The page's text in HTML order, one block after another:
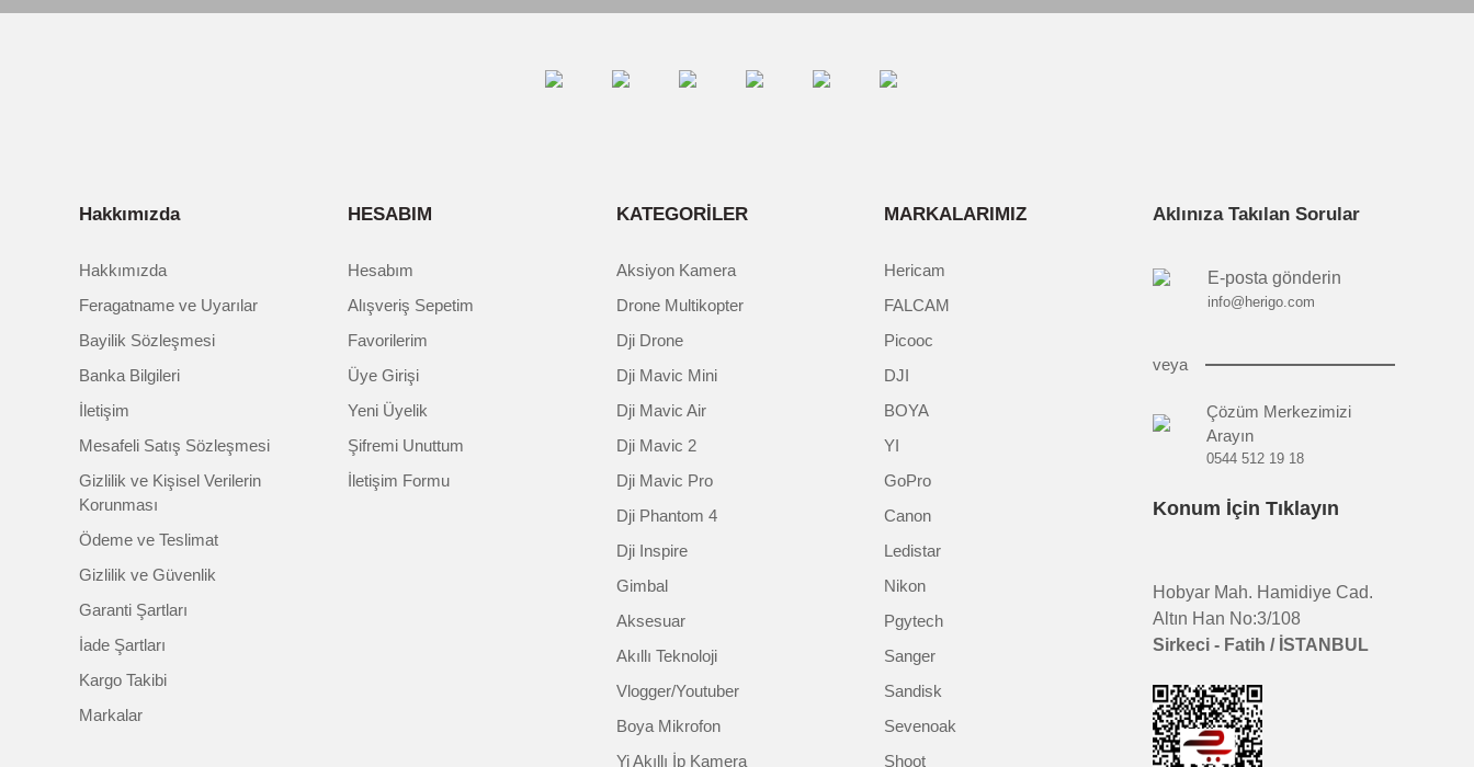
Gönder
Hakkımızda
Hakkımızda
Feragatname ve Uyarılar
Bayilik Sözleşmesi
Banka Bilgileri
İletişim
Mesafeli Satış Sözleşmesi
Gizlilik ve Kişisel Verilerin
Korunması
Ödeme ve Teslimat
Gizlilik ve Güvenlik
Garanti Şartları
İade Şartları
Kargo Takibi
Markalar
HESABIM
Hesabım
Alışveriş Sepetim
Favorilerim
Üye Girişi
Yeni Üyelik
Şifremi Unuttum
İletişim Formu
KATEGORİLER
Aksiyon Kamera
Drone Multikopter
Dji Drone
Dji Mavic Mini
Dji Mavic Air
Dji Mavic 2
Dji Mavic Pro
Dji Phantom 4
Dji Inspire
Gimbal
Aksesuar
Akıllı Teknoloji
Vlogger/Youtuber
Boya Mikrofon
Yi Akıllı İp Kamera
MARKALARIMIZ
Hericam
FALCAM
Picooc
DJI
BOYA
YI
GoPro
Canon
Ledistar
Nikon
Pgytech
Sanger
Sandisk
Sevenoak
Shoot
Aklınıza Takılan Sorular
E-posta gönderin
info@herigo.com
veya
Çözüm Merkezimizi
Arayın
0544 512 19 18
Konum İçin Tıklayın
Hobyar Mah. Hamidiye Cad.
Altın Han No:3/108
Sirkeci - Fatih / İSTANBUL